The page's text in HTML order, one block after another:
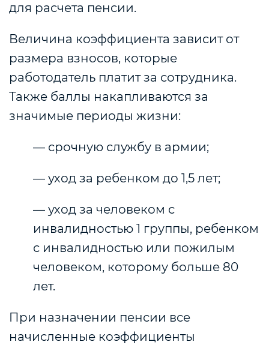
для расчета пенсии.
Величина коэффициента зависит от
размера взносов, которые
работодатель платит за сотрудника.
Также баллы накапливаются за
значимые периоды жизни:
— срочную службу в армии;
— уход за ребенком до 1,5 лет;
— уход за человеком с
инвалидностью 1 группы, ребенком
с инвалидностью или пожилым
человеком, которому больше 80
лет.
При назначении пенсии все
начисленные коэффициенты